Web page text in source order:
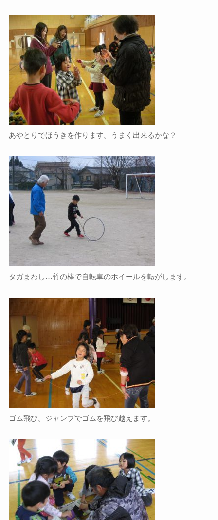
あやとりでほうきを作ります。うまく出来るかな？
タガまわし…竹の棒で自転車のホイールを転がします。
ゴム飛び。ジャンプでゴムを飛び越えます。